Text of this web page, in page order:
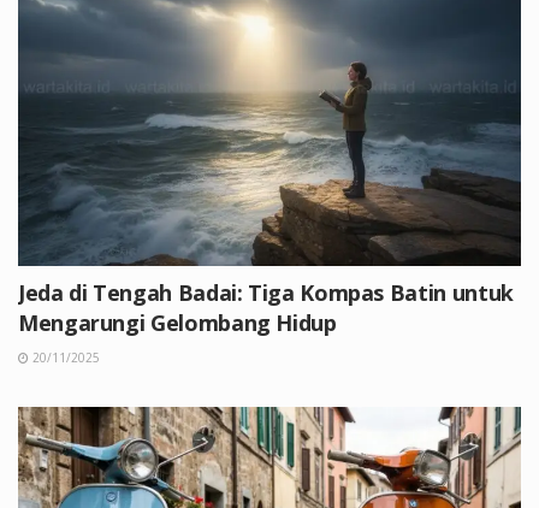
Jeda di Tengah Badai: Tiga Kompas Batin untuk
Mengarungi Gelombang Hidup
20/11/2025